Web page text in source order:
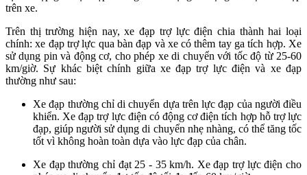
trên xe.
Trên thị trường hiện nay, xe đạp trợ lực điện chia thành hai loại
chính: xe đạp trợ lực qua bàn đạp và xe có thêm tay ga tích hợp. Xe
sử dụng pin và động cơ, cho phép xe di chuyển với tốc độ từ 25-60
km/giờ. Sự khác biệt chính giữa xe đạp trợ lực điện và xe đạp
thường như sau:
Xe đạp thường chỉ di chuyển dựa trên lực đạp của người điều
khiển. Xe đạp trợ lực điện có động cơ điện tích hợp hỗ trợ lực
đạp, giúp người sử dụng di chuyển nhẹ nhàng, có thể tăng tốc
tốt vì không hoàn toàn dựa vào lực đạp của chân.
Xe đạp thường chỉ đạt 25 - 35 km/h. Xe đạp trợ lực điện cho